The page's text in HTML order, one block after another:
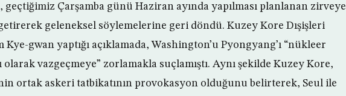
geçtiğimiz Çarşamba günü Haziran ayında yapılması planlanan zirveye
geleneksel söylemelerine geri döndü. Kuzey Kore Dışişleri
Kye-gwan yaptığı açıklamada, Washington’u Pyongyang’ı “nükleer
vazgeçmeye” zorlamakla suçlamıştı. Aynı şekilde Kuzey Kore,
ortak askeri tatbikatının provokasyon olduğunu belirterek, Seul ile